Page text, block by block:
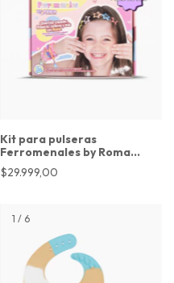
Kit para pulseras
Ferromenales by Roma
Ferro
$29.999,00
1 / 6